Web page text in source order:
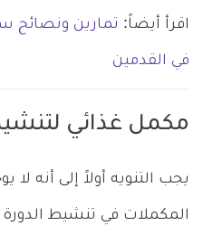
اقرأ أيضاً: تمارين ونصائح
في القدمين
مكمل غذائي
يجب التنويه أولاً إلى أنه لا
المكملات في تنشيط الدورة